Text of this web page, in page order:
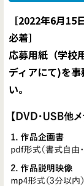
［2022年6月15
必着］
応募用紙（学校
ディアにて)を
い。